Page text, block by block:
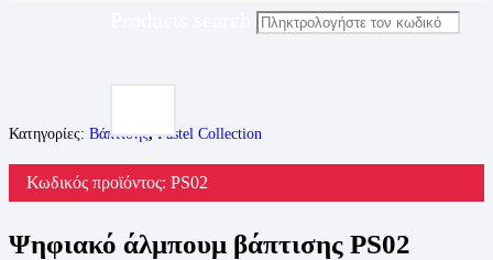
Κατηγορίες: Βάπτισης,Pastel Collection
Κωδικός προϊόντος: PS02
Ψηφιακό άλμπουμ βάπτισης PS02